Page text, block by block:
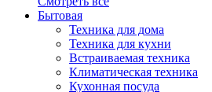
Бытовая
Техника для дома
Техника для кухни
Встраиваемая техника
Климатическая техника
Кухонная посуда